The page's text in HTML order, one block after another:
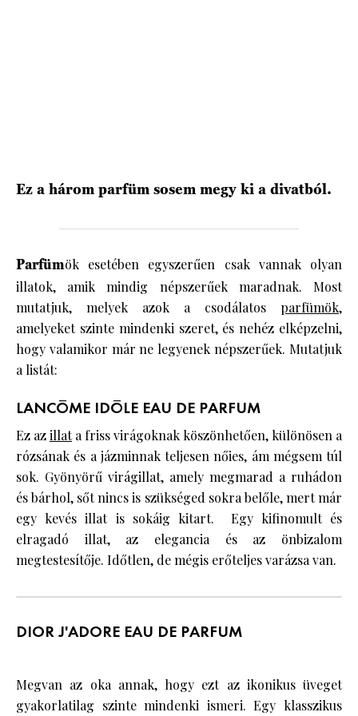
Ez a három parfüm sosem megy ki a divatból.
Parfümök esetében egyszerűen csak vannak olyan
illatok, amik mindig népszerűek maradnak. Most
mutatjuk, melyek azok a csodálatos parfümök,
amelyeket szinte mindenki szeret, és nehéz elképzelni,
hogy valamikor már ne legyenek népszerűek. Mutatjuk
a listát:
LANCÔME IDÔLE EAU DE PARFUM
Ez azillata friss virágoknak köszönhetően, különösen a
rózsának és a jázminnak teljesen nőies, ám mégsem túl
sok. Gyönyörű virágillat, amely megmarad a ruhádon
és bárhol, sőt nincs is szükséged sokra belőle, mert már
egy kevés illat is sokáig kitart. Egy kifinomult és
elragadó illat, az elegancia és az önbizalom
megtestesítője. Időtlen, de mégis erőteljes varázsa van.
DIOR J'ADORE EAU DE PARFUM
Megvan az oka annak, hogy ezt az ikonikus üveget
gyakorlatilag szinte mindenki ismeri. Egy klasszikus